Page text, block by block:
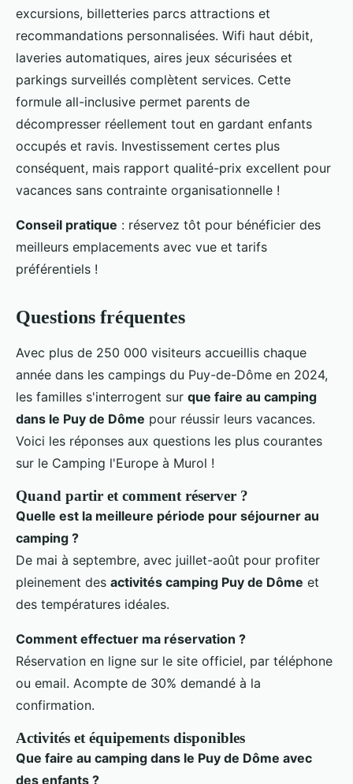
excursions, billetteries parcs attractions et
recommandations personnalisées. Wifi haut débit,
laveries automatiques, aires jeux sécurisées et
parkings surveillés complètent services. Cette
formule all-inclusive permet parents de
décompresser réellement tout en gardant enfants
occupés et ravis. Investissement certes plus
conséquent, mais rapport qualité-prix excellent pour
vacances sans contrainte organisationnelle !
Conseil pratique : réservez tôt pour bénéficier des
meilleurs emplacements avec vue et tarifs
préférentiels !
Questions fréquentes
Avec plus de 250 000 visiteurs accueillis chaque
année dans les campings du Puy-de-Dôme en 2024,
les familles s'interrogent sur que faire au camping
dans le Puy de Dôme pour réussir leurs vacances.
Voici les réponses aux questions les plus courantes
sur le Camping l'Europe à Murol !
Quand partir et comment réserver ?
Quelle est la meilleure période pour séjourner au
camping ?
De mai à septembre, avec juillet-août pour profiter
pleinement des activités camping Puy de Dôme et
des températures idéales.
Comment effectuer ma réservation ?
Réservation en ligne sur le site officiel, par téléphone
ou email. Acompte de 30% demandé à la
confirmation.
Activités et équipements disponibles
Que faire au camping dans le Puy de Dôme avec
des enfants ?